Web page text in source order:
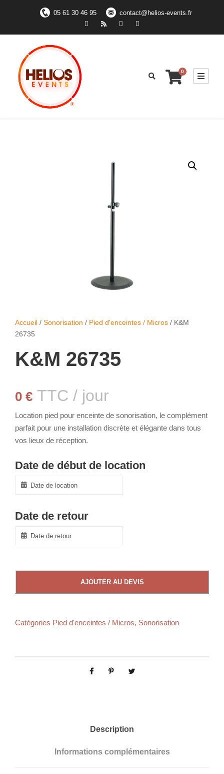
05 61 30 46 95 contact@helios-events.fr
0
Accueil / Sonorisation / Pied d'enceintes / Micros / K&M
26735
K&M 26735
0 € TTC / jour
Location pied pour enceinte de sonorisation, le complément
parfait pour une installation discrète et élégante dans tous
vos lieux de réception.
Date de début de location
Date de retour
AJOUTER AU DEVIS
Catégories Pied d'enceintes / Micros, Sonorisation
Description
Informations complémentaires